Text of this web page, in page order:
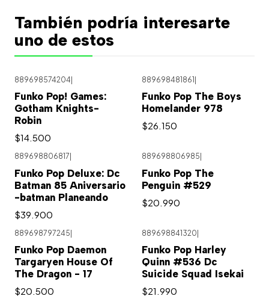
También podría interesarte
uno de estos
889698574204
Funko Pop! Games:
Gotham Knights-
Robin
$14.500
889698481861
Funko Pop The Boys
Homelander 978
$26.150
889698806817
Funko Pop Deluxe: Dc
Batman 85 Aniversario
-batman Planeando
$39.900
889698806985
Funko Pop The
Penguin #529
$20.990
889698797245
Funko Pop Daemon
Targaryen House Of
The Dragon - 17
$20.500
889698841320
Funko Pop Harley
Quinn #536 Dc
Suicide Squad Isekai
$21.990